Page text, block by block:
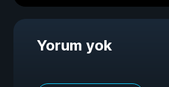
Yorum yok